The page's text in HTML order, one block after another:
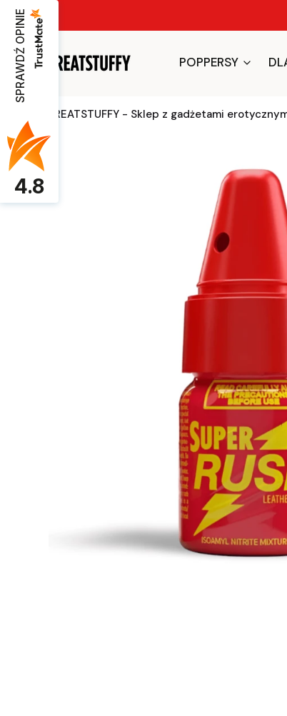
POPPERSY
GREATSTUFFY - Sklep z gadżetami
SPRAWDŹ OPINIE
4.8